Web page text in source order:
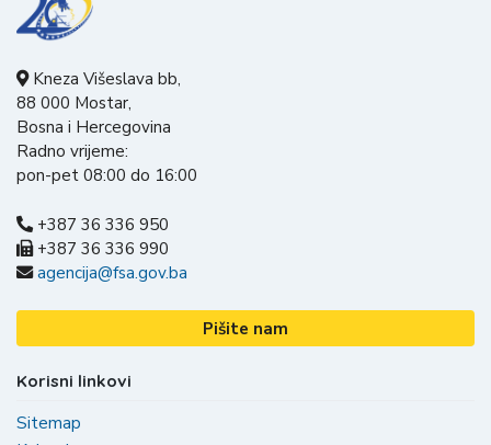
Kneza Višeslava bb,
88 000 Mostar,
Bosna i Hercegovina
Radno vrijeme:
pon-pet 08:00 do 16:00
+387 36 336 950
+387 36 336 990
agencija@fsa.gov.ba
Pišite nam
Korisni linkovi
Sitemap